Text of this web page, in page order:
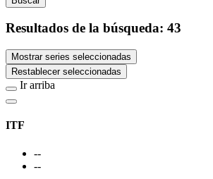
Resultados de la búsqueda: 43
Mostrar series seleccionadas
Restablecer seleccionadas
Ir arriba
ITF
--
--